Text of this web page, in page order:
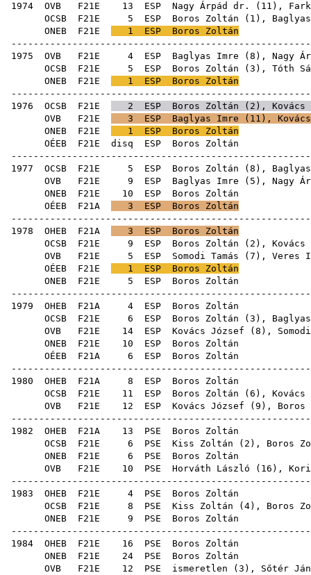
1974 OVB F21E 13 ESP Nagy Árpád dr. ( 11 ),
OCSB F21E 5 ESP Boros Zoltán ( 1 ),
ONEB F21E 1 ESP Boros Zoltán
1975 OVB F21E 4 ESP Baglyas Imre ( 8 ), Nagy
OCSB F21E 5 ESP Boros Zoltán ( 3 ), Tóth
ONEB F21E 1 ESP Boros Zoltán
1976 OCSB F21E 2 ESP Boros Zoltán ( 2 ),
OVB F21E 3 ESP Baglyas Imre ( 11 ),
ONEB F21E 1 ESP Boros Zoltán
OÉEB F21E disq ESP
1977 OCSB F21E 5 ESP Boros Zoltán ( 8 ),
OVB F21E 9 ESP Baglyas Imre ( 5 ), Nagy
ONEB F21E 10 ESP
OÉEB F21A 3 ESP Boros Zoltán
1978 OHEB F21A 3 ESP Boros Zoltán
OCSB F21E 9 ESP Boros Zoltán ( 2 ),
OVB F21E 5 ESP Somodi Tamás ( 7 ), Veres
OÉEB F21E 1 ESP Boros Zoltán
ONEB F21E 5 ESP
1979 OHEB F21A 4 ESP
OCSB F21E 6 ESP Boros Zoltán ( 3 ),
OVB F21E 14 ESP Kovács József ( 8 ),
ONEB F21E 10 ESP
OÉEB F21A 6 ESP
1980 OHEB F21A 8 ESP
OCSB F21E 11 ESP Boros Zoltán ( 6 ),
OVB F21E 12 ESP Kovács József ( 9 ), Boros
1982 OHEB F21A 13 PSE
OCSB F21E 6 PSE Kiss Zoltán ( 2 ), Boros
ONEB F21E 6 PSE
OVB F21E 10 PSE Horváth László ( 16 ),
1983 OHEB F21E 4 PSE
OCSB F21E 8 PSE Kiss Zoltán ( 4), Boros
ONEB F21E 9 PSE
1984 OHEB F21E 16 PSE
ONEB F21E 24 PSE
OVB F21E 12 PSE ismeretlen ( 3 ), Sőtér